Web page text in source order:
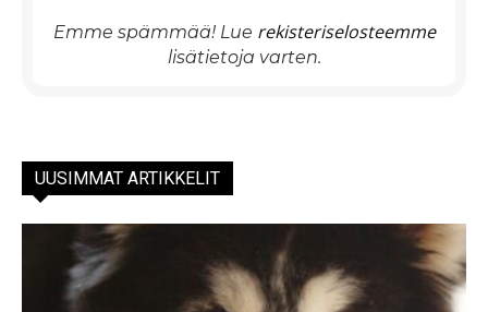
Emme spämmää! Lue rekisteriselosteemme
lisätietoja varten.
UUSIMMAT ARTIKKELIT